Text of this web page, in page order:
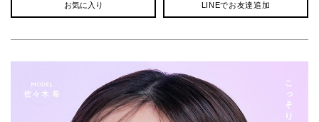
お気に入り LINEでお友達追加